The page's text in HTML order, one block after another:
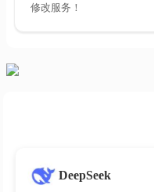
修改服务！
DeepSeek